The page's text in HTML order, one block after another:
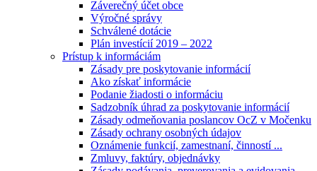
Záverečný účet obce
Výročné správy
Schválené dotácie
Plán investícií 2019 – 2022
Prístup k informáciám
Zásady pre poskytovanie informácií
Ako získať informácie
Podanie žiadosti o informáciu
Sadzobník úhrad za poskytovanie informácií
Zásady odmeňovania poslancov OcZ v Močenku
Zásady ochrany osobných údajov
Oznámenie funkcií, zamestnaní, činností ...
Zmluvy, faktúry, objednávky